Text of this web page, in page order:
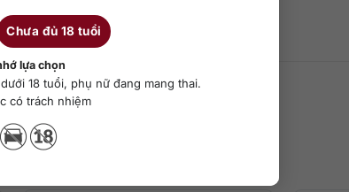
Chưa đủ 18 tuổi
lựa chọn
18 tuổi, phụ nữ đang mang thai.
có trách nhiệm
tiết
tương tự